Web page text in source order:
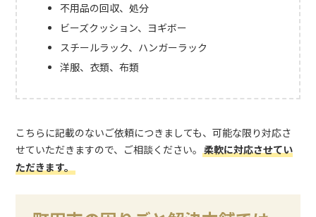
不用品の回収、処分
ビーズクッション、ヨギボー
スチールラック、ハンガーラック
洋服、衣類、布類
こちらに記載のないご依頼につきましても、可能な限り対応さ
せていただきますので、ご相談ください。柔軟に対応させてい
ただきます。